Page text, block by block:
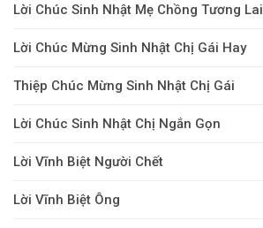
Lời Chúc Sinh Nhật Mẹ Chồng Tương Lai
Lời Chúc Mừng Sinh Nhật Chị Gái Hay
Thiệp Chúc Mừng Sinh Nhật Chị Gái
Lời Chúc Sinh Nhật Chị Ngắn Gọn
Lời Vĩnh Biệt Người Chết
Lời Vĩnh Biệt Ông